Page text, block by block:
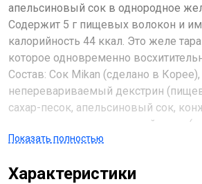
апельсиновый сок в однородное
Содержит 5 г пищевых волокон и
калорийность 44 ккал. Это желе
которое одновременно
Состав: Сок Mikan (сделано в Корее),
неперевариваемый декстрин
сахар-песок, апельсиновый сок,
подкислитель, желирующий агент
загуститель), ароматизатор, хлорид
сукралоза), модифицированный
Показать полностью
Характеристики